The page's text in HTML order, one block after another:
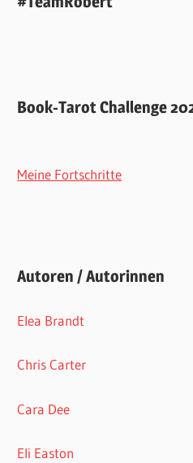
Book-Tarot Challenge
Meine Fortschritte
Autoren / Autorinnen
Elea Brandt
Chris Carter
Cara Dee
Eli Easton